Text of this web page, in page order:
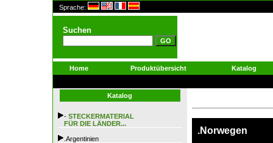
Sprache:
Suchen
Home Produktübersicht Katalog
Katalog
- STECKERMATERIAL
FÜR DIE LÄNDER...
.Argentinien
.Norwegen